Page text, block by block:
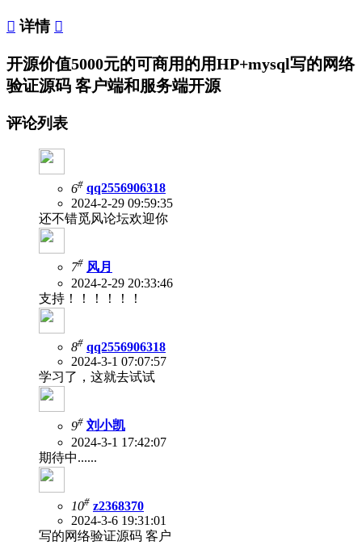
 详情 
开源价值5000元的可商用的用HP+mysql写的网络
验证源码 客户端和服务端开源
评论列表
6# qq2556906318
2024-2-29 09:59:35
还不错觅风论坛欢迎你
7# 风月
2024-2-29 20:33:46
支持！！！！！！
8# qq2556906318
2024-3-1 07:07:57
学习了，这就去试试
9# 刘小凯
2024-3-1 17:42:07
期待中......
10# z2368370
2024-3-6 19:31:01
写的网络验证源码 客户